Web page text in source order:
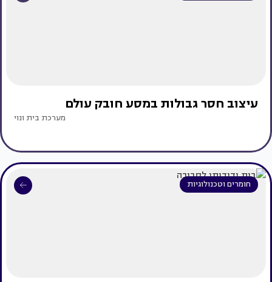
עיצוב חסר גבולות במסע חובק עולם
מערכת בית ונוי
חומרים וטכנולוגיות